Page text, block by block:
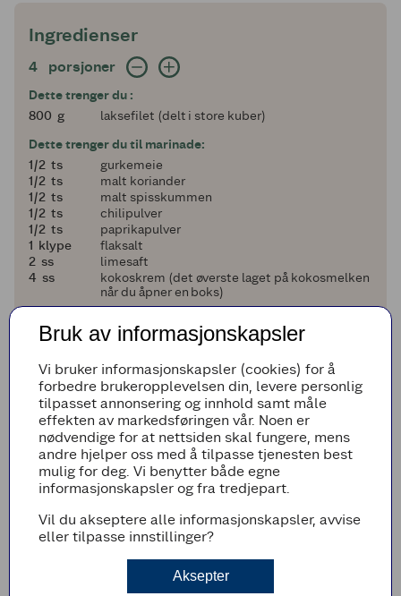
Ingredienser
4 porsjoner
4 porsjoner
Dette trenger du :
800
800 g
laksefilet (delt i store kuber)
Dette trenger du til marinade:
en halv
1/2 ts
gurkemeie
en halv
1/2 ts
malt koriander
en halv
1/2 ts
malt spisskummen
en halv
1/2 ts
chilipulver
en halv
1/2 ts
paprikapulver
11 klype
flaksalt
2
2 ss
limesaft
4
4 ss
kokoskrem (det øverste laget på kokosmelken
når du åpner en boks)
potte
basilikum
100
100 g
parmesan
ss
sitronsaft (smak til om du trenger mer)
håndfull brødsmuler
Legg til i handleliste
Fremgangsmetode
Bland alle ingrediensene til marinaden og
bland i laksebitene. Rør godt og sørg for at
Bruk av informasjonskapsler
Vi bruker informasjonskapsler (cookies) for å
forbedre brukeropplevelsen din, levere personlig
tilpasset annonsering og innhold samt måle
effekten av markedsføringen vår. Noen er
nødvendige for at nettsiden skal fungere, mens
andre hjelper oss med å tilpasse tjenesten best
mulig for deg. Vi benytter både egne
informasjonskapsler og fra tredjepart.
Vil du akseptere alle informasjonskapsler, avvise
eller tilpasse innstillinger?
Aksepter